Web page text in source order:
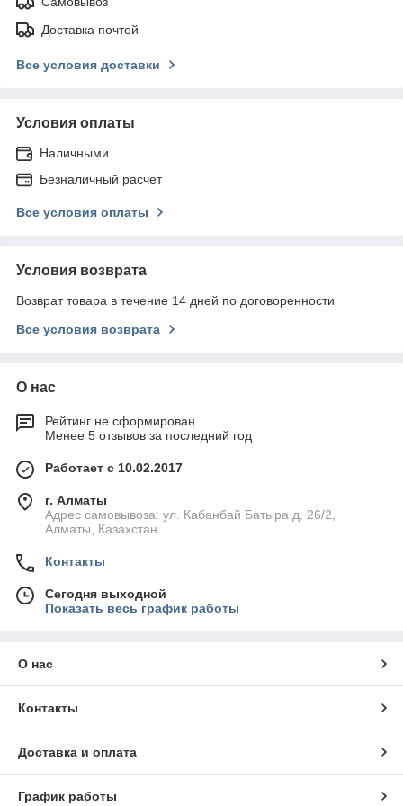
Доставка почтой
Все условия доставки
Условия оплаты
Наличными
Безналичный расчет
Все условия оплаты
Условия возврата
Возврат товара в течение 14 дней по договоренности
Все условия возврата
О нас
Рейтинг не сформирован
Менее 5 отзывов за последний год
Работает с 10.02.2017
г. Алматы
Адрес самовывоза: ул. Кабанбай Батыра д. 26/2,
Алматы, Казахстан
Контакты
Сегодня выходной
Показать весь график работы
О нас
Контакты
Доставка и оплата
График работы